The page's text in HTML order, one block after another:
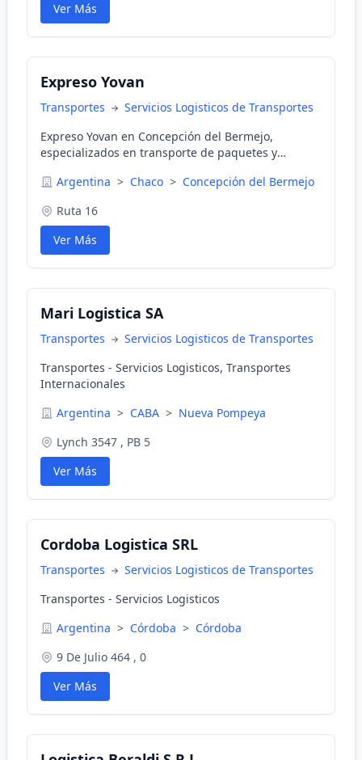
Ver Más
Expreso Yovan
Transportes
Servicios Logisticos de Transportes
Expreso Yovan en Concepción del Bermejo,
especializados en transporte de paquetes y
Argentina > Chaco > Concepción del Bermejo
Ruta 16
Ver Más
Mari Logistica SA
Transportes
Servicios Logisticos de Transportes
Transportes - Servicios Logisticos, Transportes
Internacionales
Argentina > CABA > Nueva Pompeya
Lynch 3547 , PB 5
Ver Más
Cordoba Logistica SRL
Transportes
Servicios Logisticos de Transportes
Transportes - Servicios Logisticos
Argentina > Córdoba > Córdoba
9 De Julio 464 , 0
Ver Más